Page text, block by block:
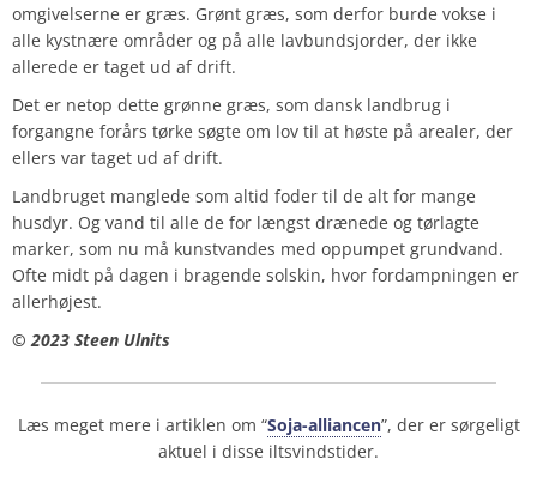
omgivelserne er græs. Grønt græs, som derfor burde vokse i
alle kystnære områder og på alle lavbundsjorder, der ikke
allerede er taget ud af drift.
Det er netop dette grønne græs, som dansk landbrug i
forgangne forårs tørke søgte om lov til at høste på arealer, der
ellers var taget ud af drift.
Landbruget manglede som altid foder til de alt for mange
husdyr. Og vand til alle de for længst drænede og tørlagte
marker, som nu må kunstvandes med oppumpet grundvand.
Ofte midt på dagen i bragende solskin, hvor fordampningen er
allerhøjest.
© 2023 Steen Ulnits
Læs meget mere i artiklen om “Soja-alliancen”, der er sørgeligt
aktuel i disse iltsvindstider.